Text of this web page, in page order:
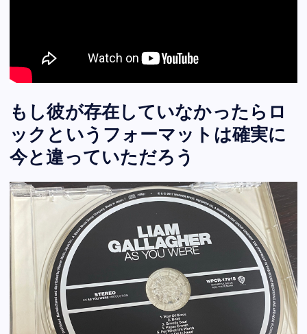
もし彼が存在していなかったらロ
ックというフォーマットは確実に
今と違っていただろう